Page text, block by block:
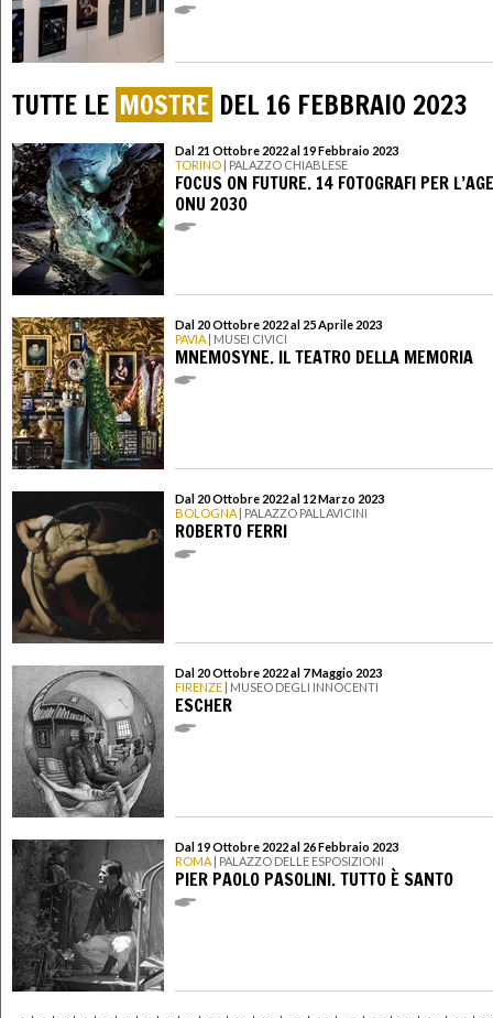
TUTTE LE MOSTRE DEL 16 FEBBRAIO 2023
Dal 21 Ottobre 2022 al 19 Febbraio 2023
TORINO | PALAZZO CHIABLESE
FOCUS ON FUTURE. 14 FOTOGRAFI PER
ONU 2030
Dal 20 Ottobre 2022 al 25 Aprile 2023
PAVIA | MUSEI CIVICI
MNEMOSYNE. IL TEATRO DELLA MEMORIA
Dal 20 Ottobre 2022 al 12 Marzo 2023
BOLOGNA | PALAZZO PALLAVICINI
ROBERTO FERRI
Dal 20 Ottobre 2022 al 7 Maggio 2023
FIRENZE | MUSEO DEGLI INNOCENTI
ESCHER
Dal 19 Ottobre 2022 al 26 Febbraio 2023
ROMA | PALAZZO DELLE ESPOSIZIONI
PIER PAOLO PASOLINI. TUTTO È SANTO